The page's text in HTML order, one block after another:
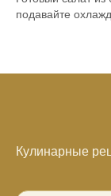
подавайте
Кулинарные